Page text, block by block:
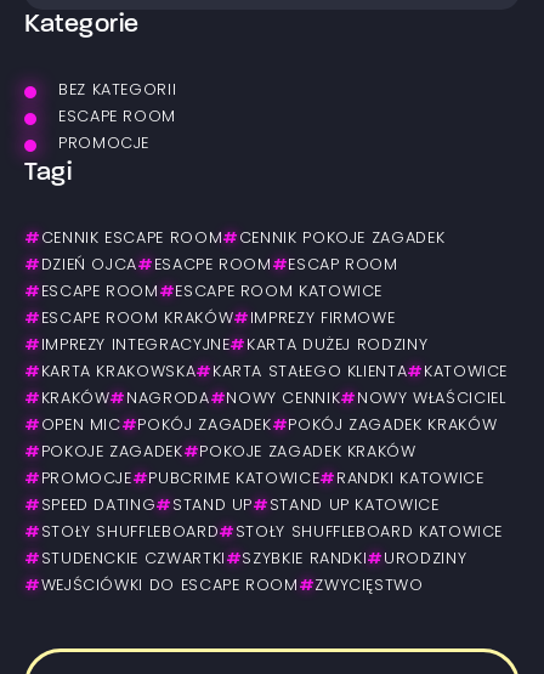
Kategorie
BEZ KATEGORII
ESCAPE ROOM
PROMOCJE
Tagi
# CENNIK ESCAPE ROOM # CENNIK POKOJE ZAGADEK
# DZIEŃ OJCA# ESACPE ROOM # ESCAP ROOM
# ESCAPE ROOM # ESCAPE ROOM KATOWICE
# ESCAPE ROOM KRAKÓW# IMPREZY FIRMOWE
# IMPREZY INTEGRACYJNE# KARTA DUŻEJ RODZINY
# KARTA KRAKOWSKA# KARTA STAŁEGO KLIENTA# KATOWICE
# KRAKÓW# NAGRODA# NOWY CENNIK# NOWY WŁAŚCICIEL
# OPEN MIC# POKÓJ ZAGADEK# POKÓJ ZAGADEK KRAKÓW
# POKOJE ZAGADEK# POKOJE ZAGADEK KRAKÓW
# PROMOCJE# PUBCRIME KATOWICE# RANDKI KATOWICE
# SPEED DATING# STAND UP# STAND UP KATOWICE
# STOŁY SHUFFLEBOARD# STOŁY SHUFFLEBOARD KATOWICE
# STUDENCKIE CZWARTKI #SZYBKIE RANDKI # URODZINY
#WEJŚCIÓWKI DO ESCAPE ROOM #ZWYCIĘSTWO